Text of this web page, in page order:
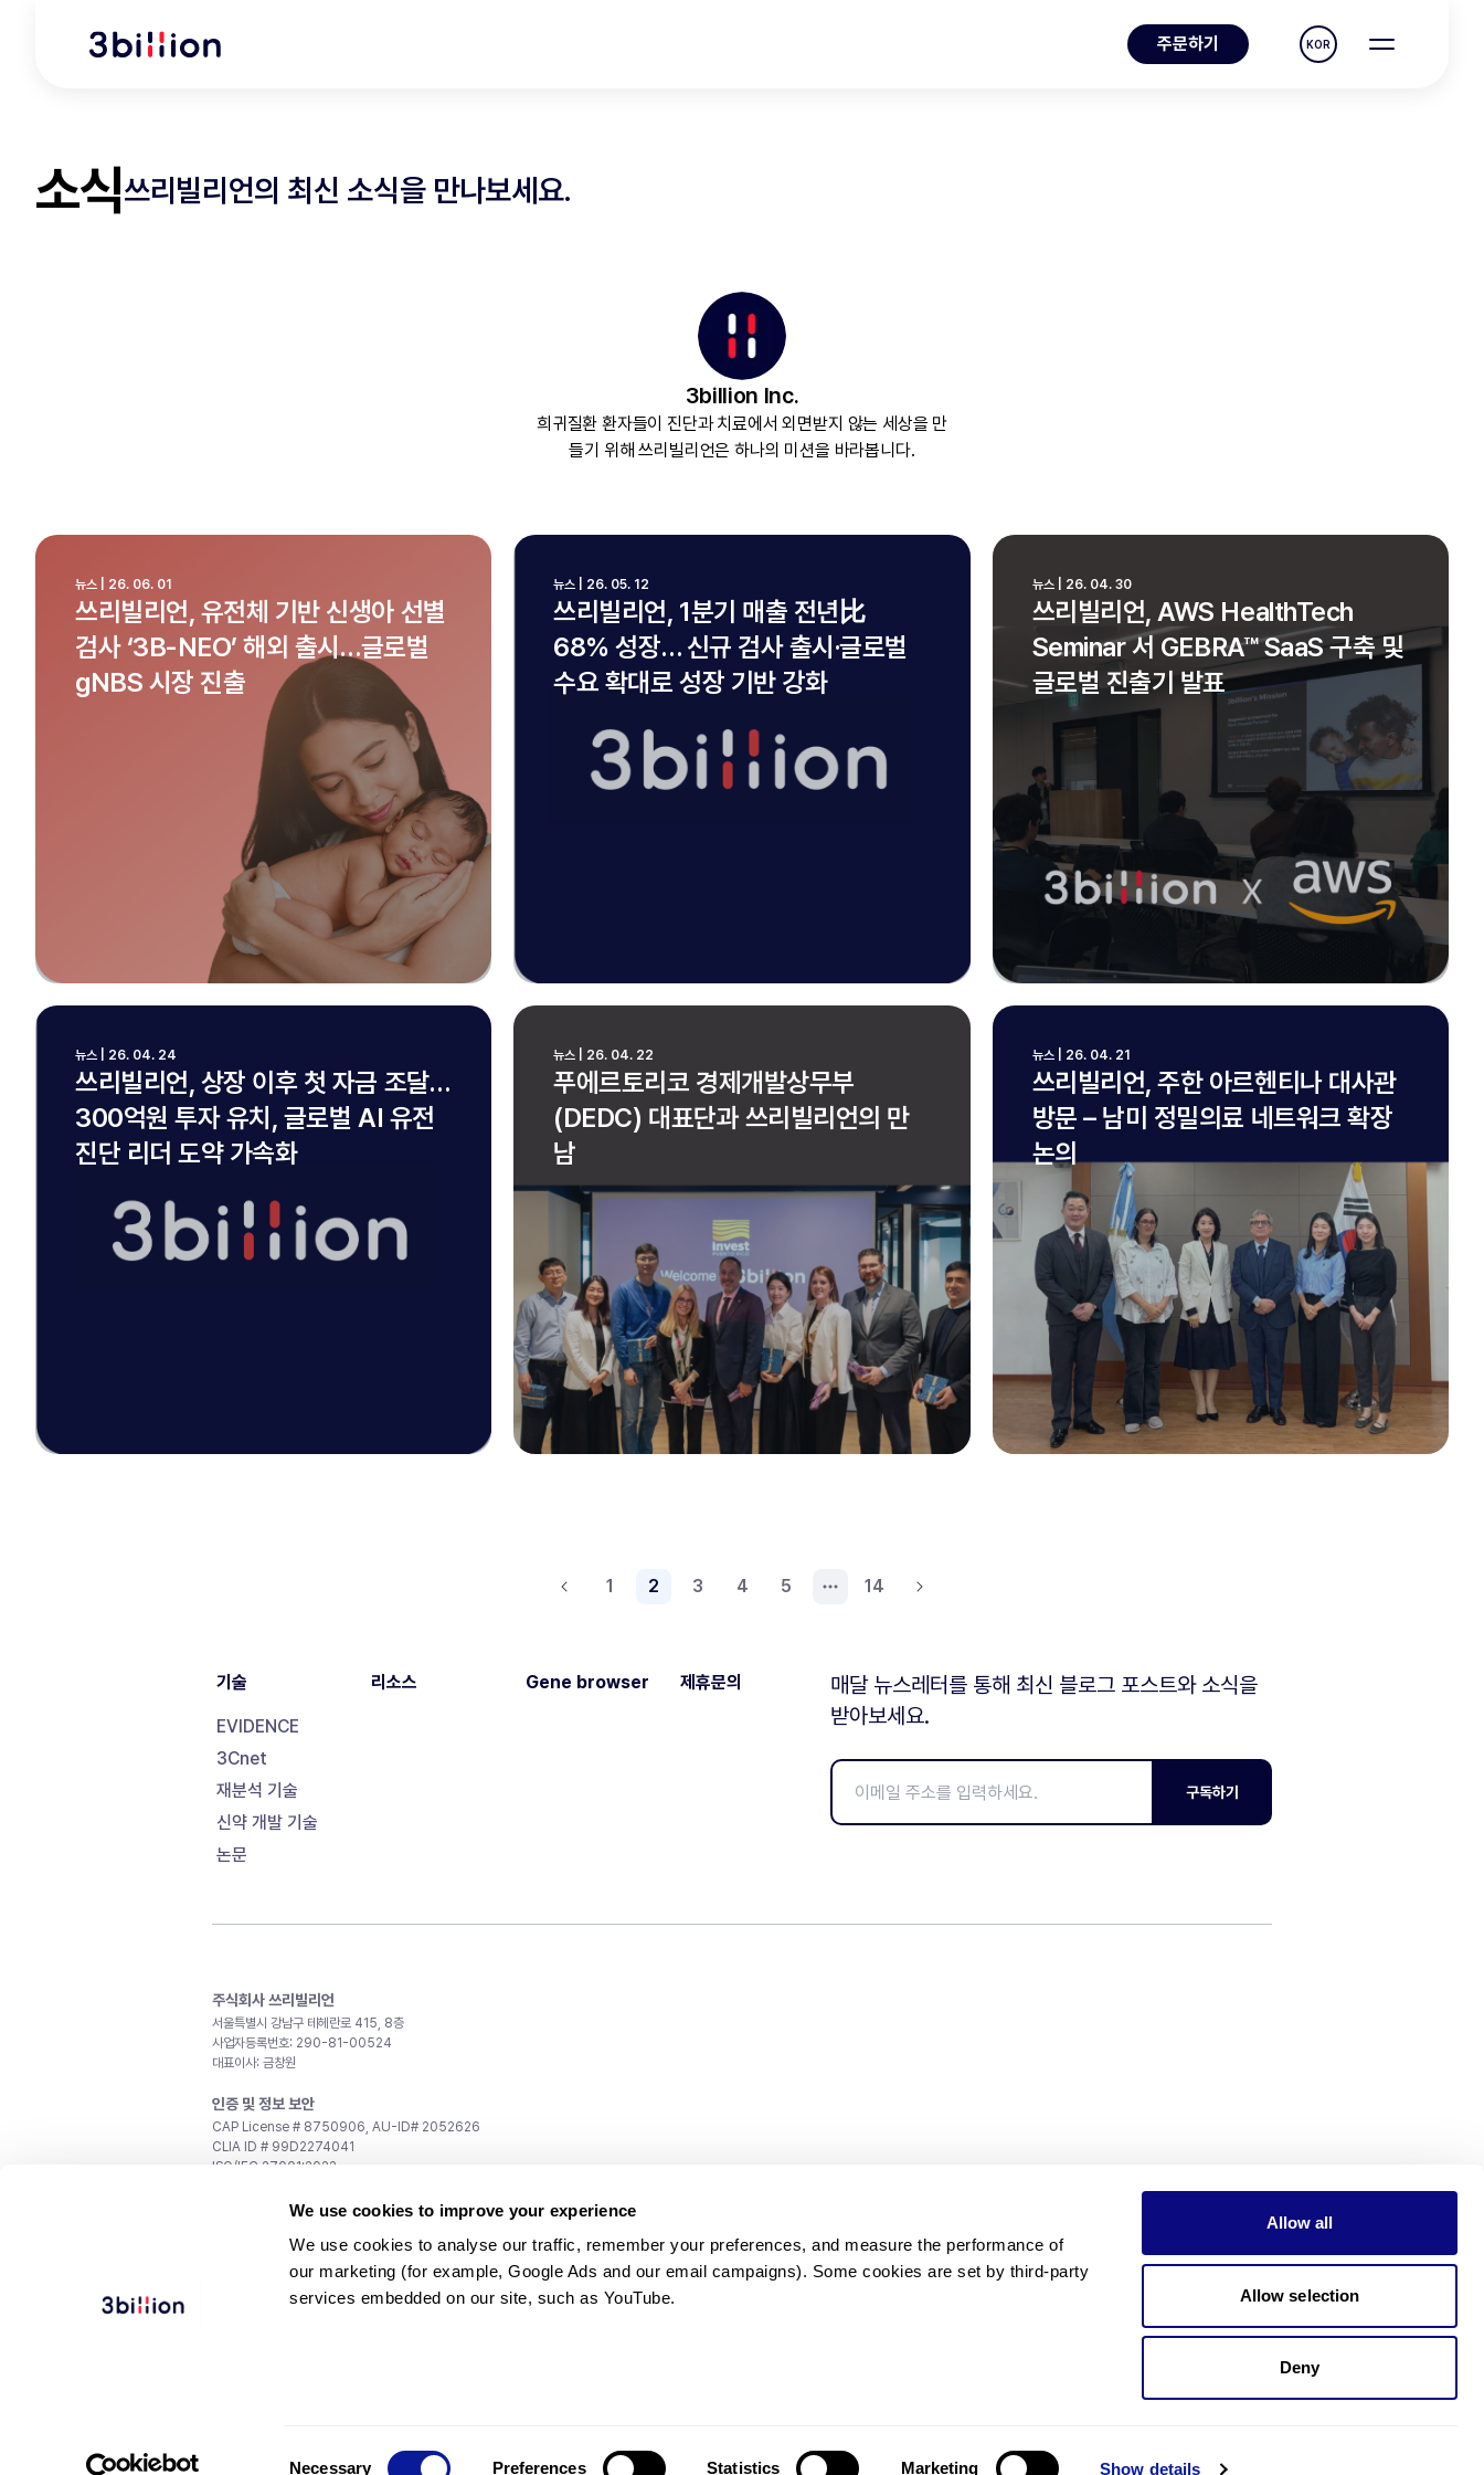
We use cookies to improve your experience
We use cookies to analyse our traffic, remember your preferences, and measure the performance of
our marketing (for example, Google Ads and our email campaigns). Some cookies are set by third-party
services embedded on our site, such as YouTube.
Necessary Preferences Statistics Marketing Show details
Allow all
Allow selection
Deny
주문하기 KOR
소식쓰리빌리언의 최신 소식을 만나보세요.
3billion Inc.
희귀질환 환자들이 진단과 치료에서 외면받지 않는 세상을 만
들기 위해 쓰리빌리언은 하나의 미션을 바라봅니다.
쓰리빌리언, 유전체 기반 신생아 선별
검사 ‘3B-NEO’ 해외 출시…글로벌
gNBS 시장 진출
뉴스 | 26. 06. 01
쓰리빌리언, 1분기 매출 전년比
68% 성장… 신규 검사 출시·글로벌
수요 확대로 성장 기반 강화
뉴스 | 26. 05. 12
쓰리빌리언, AWS HealthTech
Seminar 서 GEBRA™ SaaS 구축 및
글로벌 진출기 발표
뉴스 | 26. 04. 30
쓰리빌리언, 상장 이후 첫 자금 조달…
300억원 투자 유치, 글로벌 AI 유전
진단 리더 도약 가속화
뉴스 | 26. 04. 24
푸에르토리코 경제개발상무부
(DEDC) 대표단과 쓰리빌리언의 만
남
뉴스 | 26. 04. 22
쓰리빌리언, 주한 아르헨티나 대사관
방문 – 남미 정밀의료 네트워크 확장
논의
뉴스 | 26. 04. 21
1 2 3 4 5 14
기술
EVIDENCE
3Cnet
재분석 기술
신약 개발 기술
논문
리소스 Gene browser 제휴문의
매달 뉴스레터를 통해 최신 블로그 포스트와 소식을
받아보세요.
구독하기
주식회사 쓰리빌리언
서울특별시 강남구 테헤란로 415, 8층
사업자등록번호: 290-81-00524
대표이사: 금창원
인증 및 정보 보안
CAP License # 8750906, AU-ID# 2052626
CLIA ID # 99D2274041
ISO/IEC 27001:2022
recruiting@3billion.io
ir@3billion.io